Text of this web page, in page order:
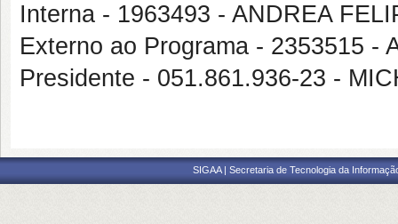
Interna - 1963493 - ANDREA
Externo ao Programa - 2353515 -
Presidente - 051.861.936-23 -
SIGAA | Secretaria de Tecnologia da